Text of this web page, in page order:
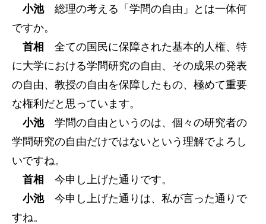
小池総理の考える「学問の自由」とは一体何
ですか。
首相
全ての国民に保障された基本的人権、特
に大学における学問研究の自由、その成果の発表
の自由、教授の自由を保障したもの、極めて重要
な権利だと思っています。
小池学問の自由というのは、個々の研究者の
学問研究の自由だけではないという理解でよろし
いですね。
首相
今申し上げた通りです。
小池今申し上げた通りは、私が言った通りで
すね。